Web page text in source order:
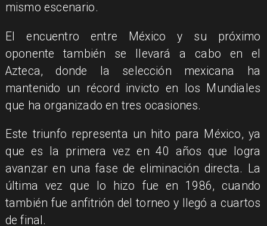
mismo escenario.
El encuentro entre México y su próximo
oponente también se llevará a cabo en el
Azteca, donde la selección mexicana ha
mantenido un récord invicto en los Mundiales
que ha organizado en tres ocasiones.
Este triunfo representa un hito para México, ya
que es la primera vez en 40 años que logra
avanzar en una fase de eliminación directa. La
última vez que lo hizo fue en 1986, cuando
también fue anfitrión del torneo y llegó a cuartos
de final.